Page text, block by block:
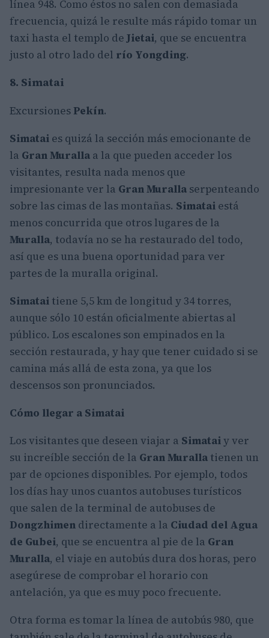
línea 948. Como éstos no salen con demasiada
frecuencia, quizá le resulte más rápido tomar un
taxi hasta el templo deJietai, que se encuentra
justo al otro lado del río Yongding.
8. Simatai
Excursiones Pekín.
Simatai es quizá la sección más emocionante de
la Gran Muralla a la que pueden acceder los
visitantes, resulta nada menos que
impresionante ver la Gran Muralla serpenteando
sobre las cimas de las montañas. Simatai está
menos concurrida que otros lugares de la
Muralla, todavía no se ha restaurado del todo,
así que es una buena oportunidad para ver
partes de la muralla original.
Simatai tiene 5,5 km de longitud y 34 torres,
aunque sólo 10 están oficialmente abiertas al
público. Los escalones son empinados en la
sección restaurada, y hay que tener cuidado si se
camina más allá de esta zona, ya que los
descensos son pronunciados.
Cómo llegar a Simatai
Los visitantes que deseen viajar a Simataiy ver
su increíble sección de la Gran Muralla tienen un
par de opciones disponibles. Por ejemplo, todos
los días hay unos cuantos autobuses turísticos
que salen de la terminal de autobuses de
Dongzhimen directamente a la Ciudad del Agua
de Gubei, que se encuentra al pie de la Gran
Muralla, el viaje en autobús dura dos horas, pero
asegúrese de comprobar el horario con
antelación, ya que es muy poco frecuente.
Otra forma es tomar la línea de autobús 980, que